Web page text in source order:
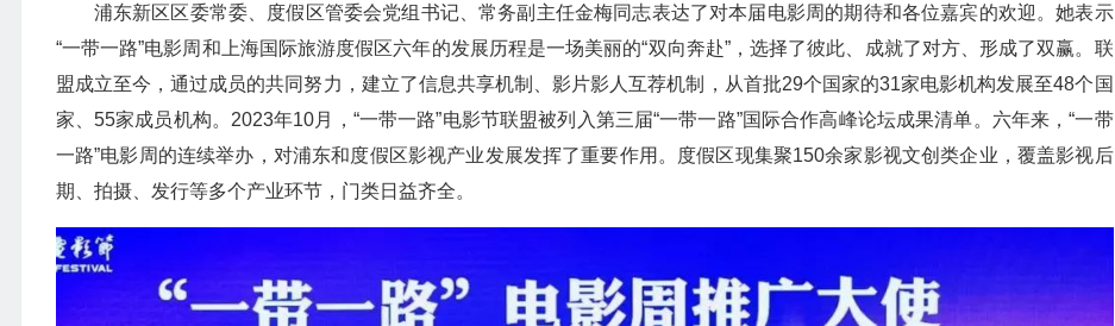
浦东新区区委常委、度假区管委会党组书记、常务副主任金梅同志表达了对本届电影周的期待和各位嘉宾的欢迎。她表示
“一带一路”电影周和上海国际旅游度假区六年的发展历程是一场美丽的“双向奔赴”，选择了彼此、成就了对方、形成了双赢。联
盟成立至今，通过成员的共同努力，建立了信息共享机制、影片影人互荐机制，从首批29个国家的31家电影机构发展至48个国
家、55家成员机构。2023年10月，“一带一路”电影节联盟被列入第三届“一带一路”国际合作高峰论坛成果清单。六年来，“一带
一路”电影周的连续举办，对浦东和度假区影视产业发展发挥了重要作用。度假区现集聚150余家影视文创类企业，覆盖影视后
期、拍摄、发行等多个产业环节，门类日益齐全。